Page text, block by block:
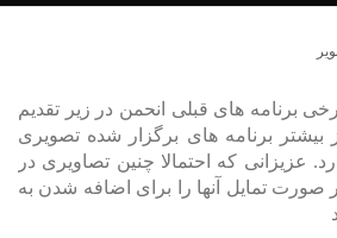
برنامه های قبلی انحمن در زیر تقدیم
برنامه های برگزار شده تصویری
عزیزانی که احتمالا چنین تصاویری در
در صورت تمایل آنها را برای اضافه شدن به